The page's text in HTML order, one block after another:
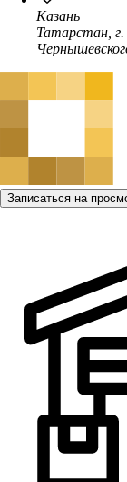
Казань
Татарстан, г.
Записаться на